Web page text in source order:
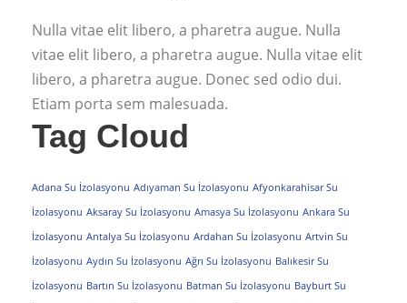
Nulla vitae elit libero, a pharetra augue. Nulla
vitae elit libero, a pharetra augue. Nulla vitae elit
libero, a pharetra augue. Donec sed odio dui.
Etiam porta sem malesuada.
Tag Cloud
Adana Su İzolasyonu Adıyaman Su İzolasyonu Afyonkarahisar Su
İzolasyonu Aksaray Su İzolasyonu Amasya Su İzolasyonu Ankara Su
İzolasyonu Antalya Su İzolasyonu Ardahan Su İzolasyonu Artvin Su
İzolasyonu Aydın Su İzolasyonu Ağrı Su İzolasyonu Balıkesir Su
İzolasyonu Bartın Su İzolasyonu Batman Su İzolasyonu Bayburt Su